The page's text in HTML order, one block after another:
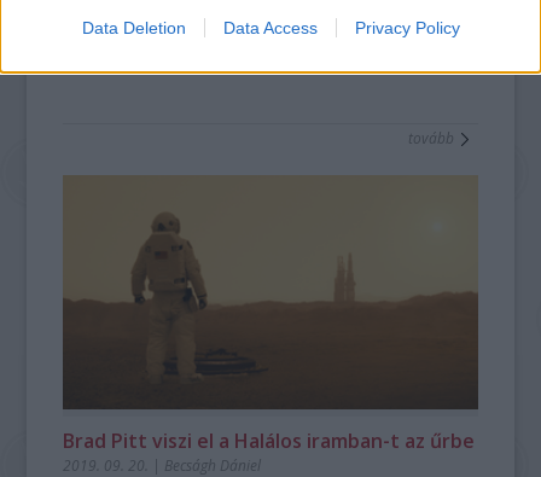
Data Deletion Data Access Privacy Policy
egyben az egyik legjobb is.
tovább
Brad Pitt viszi el a Halálos iramban-t az űrbe
2019. 09. 20. | Becságh Dániel